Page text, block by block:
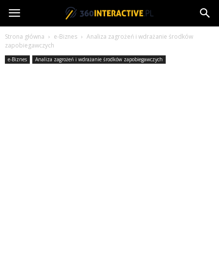
360interactive.pl
Strona główna e-Biznes
Analiza zagrożeń i wdrażanie środków
zapobiegawczych
e-Biznes Analiza zagrożeń i wdrażanie środków zapobiegawczych